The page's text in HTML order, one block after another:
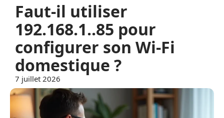
Faut-il utiliser
192.168.1..85 pour
configurer son Wi-Fi
domestique ?
7 juillet 2026